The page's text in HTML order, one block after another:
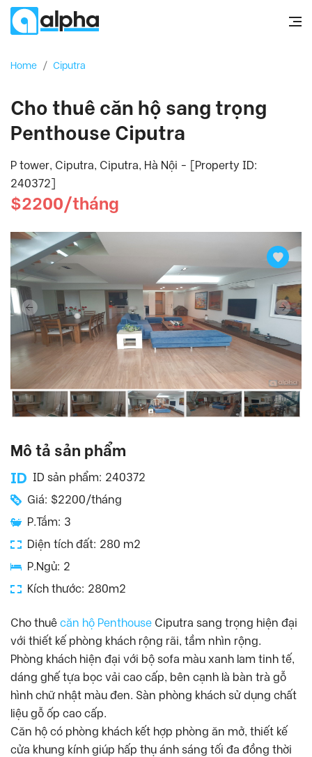
Home / Ciputra
Cho thuê căn hộ sang trọng
Penthouse Ciputra
P tower, Ciputra, Ciputra, Hà Nội - [Property ID:
240372]
$2200/tháng
Mô tả sản phẩm
ID sản phẩm: 240372
Giá: $2200/tháng
P.Tắm: 3
Diện tích đất: 280 m2
P.Ngủ: 2
Kích thước: 280m2
Cho thuê căn hộ Penthouse Ciputra sang trọng hiện đại
với thiết kế phòng khách rộng rãi, tầm nhìn rộng.
Phòng khách hiện đại với bộ sofa màu xanh lam tinh tế,
dáng ghế tựa bọc vải cao cấp, bên cạnh là bàn trà gỗ
hình chữ nhật màu đen. Sàn phòng khách sử dụng chất
liệu gỗ ốp cao cấp.
Căn hộ có phòng khách kết hợp phòng ăn mở, thiết kế
cửa khung kính giúp hấp thụ ánh sáng tối đa đồng thời